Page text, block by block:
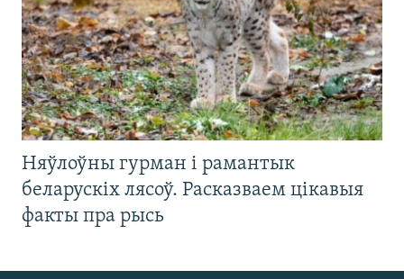
Няўлоўны гурман і рамантык
беларускіх лясоў. Расказваем цікавыя
факты пра рысь